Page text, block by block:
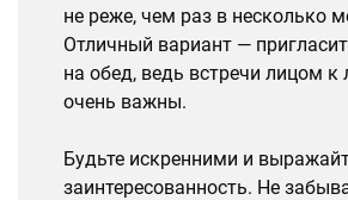
не реже, чем раз в несколько
Отличный вариант —
на обед, ведь встречи лицом к
очень важны.
Будьте искренними и
заинтересованность. Не